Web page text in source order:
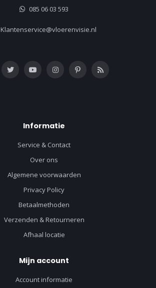
085 06 03 593
Klantenservice@vloerenvisie.nl
Informatie
Service & Contact
Over ons
Algemene voorwaarden
Privacy Policy
Betaalmethoden
Verzenden & Retourneren
Afhaal locatie
Mijn account
Account informatie